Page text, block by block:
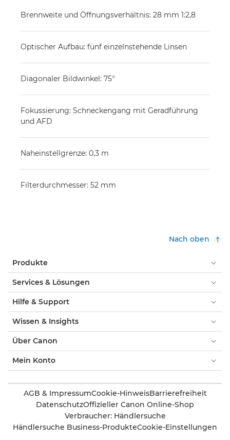
Brennweite und Öffnungsverhältnis: 28 mm 1:2,8
Optischer Aufbau: fünf einzelnstehende Linsen
Diagonaler Bildwinkel: 75°
Fokussierung: Schneckengang mit Geradführung
und AFD
Naheinstellgrenze: 0,3 m
Filterdurchmesser: 52 mm
Nach oben
Produkte
Services & Lösungen
Hilfe & Support
Wissen & Insights
Über Canon
Mein Konto
AGB & ImpressumCookie-HinweisBarrierefreiheit
DatenschutzOffizieller Canon Online-Shop
Verbraucher: Händlersuche
Händlersuche Business-ProdukteCookie-Einstellungen